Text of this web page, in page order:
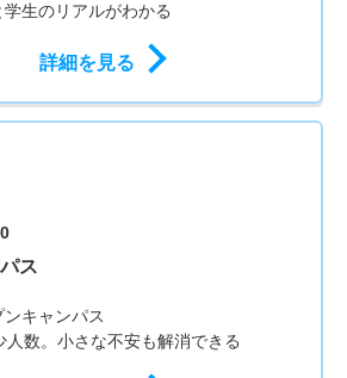
生のリアルがわかる
詳細を見る
ス
ンキャンパス
人数。小さな不安も解消できる